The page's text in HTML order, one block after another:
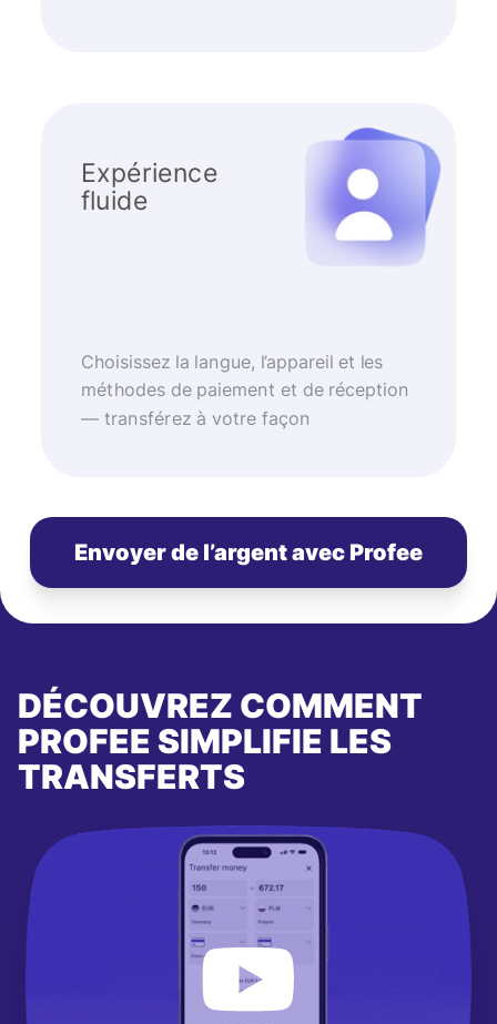
Expérience
fluide
Choisissez la langue, l’appareil et les
méthodes de paiement et de réception
— transférez à votre façon
Envoyer de l’argent avec Profee
DÉCOUVREZ COMMENT
PROFEE SIMPLIFIE LES
TRANSFERTS